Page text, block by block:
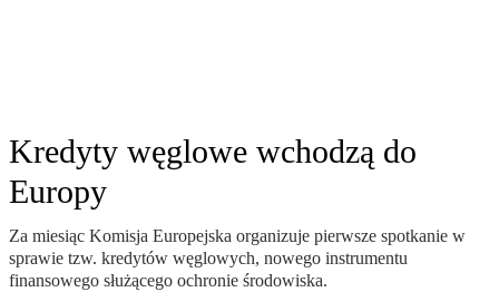
Kredyty węglowe wchodzą do
Europy
Za miesiąc Komisja Europejska organizuje pierwsze spotkanie w
sprawie tzw. kredytów węglowych, nowego instrumentu
finansowego służącego ochronie środowiska.